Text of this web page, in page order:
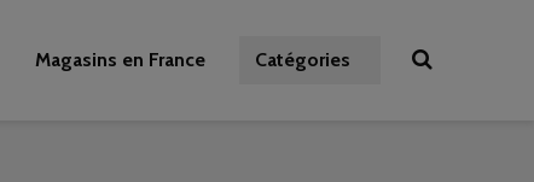
Magasins en France Catégories